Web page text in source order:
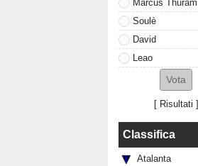
Marcus Thuram
Soulè
David
Leao
[ Risultati ]
Classifica
Atalanta